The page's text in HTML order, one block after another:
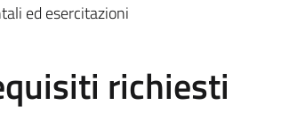
ed esercitazioni
richiesti